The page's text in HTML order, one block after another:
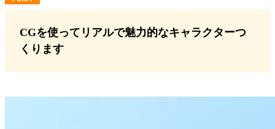
CGを使ってリアルで魅力的なキャラクターつ
くります